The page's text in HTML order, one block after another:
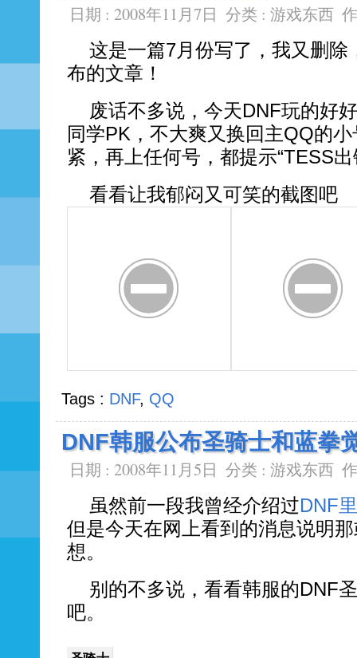
日期 : 2008年11月7日 分类 : 游戏东西
这是一篇7月份写了，我又删除
布的文章！
废话不多说，今天DNF玩的好
同学PK，不大爽又换回主QQ的
紧，再上任何号，都提示“TESS
看看让我郁闷又可笑的截图吧
Tags : DNF, QQ
DNF韩服公布圣骑士和蓝拳
日期 : 2008年11月5日 分类 : 游戏东西
虽然前一段我曾经介绍过DNF
但是今天在网上看到的消息说明
想。
别的不多说，看看韩服的DNF
吧。